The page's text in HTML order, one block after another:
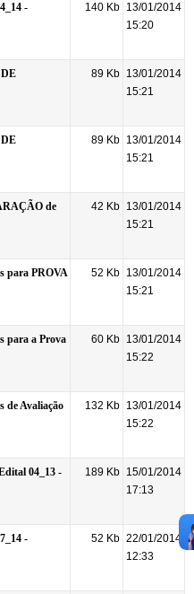
140 Kb 13/01/2014
15:20
89 Kb 13/01/2014
15:21
89 Kb 13/01/2014
15:21
42 Kb 13/01/2014
15:21
52 Kb 13/01/2014
15:21
60 Kb 13/01/2014
15:22
132 Kb 13/01/2014
15:22
189 Kb 15/01/2014
17:13
52 Kb 22/01/2014
12:33